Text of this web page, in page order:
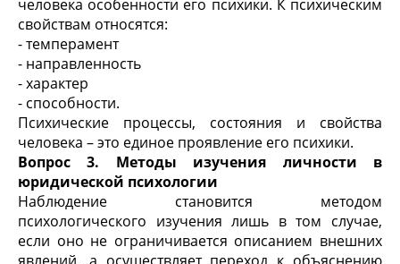
человека особенности его психики. К психическим
свойствам относятся:
- темперамент
- направленность
- характер
- способности.
Психические процессы, состояния и свойства
человека – это единое проявление его психики.
Вопрос 3.
Методы изучения личности в
юридической психологии
Наблюдение становится методом
психологического изуче­ния лишь в том случае,
если оно не ограничивается описанием внешних